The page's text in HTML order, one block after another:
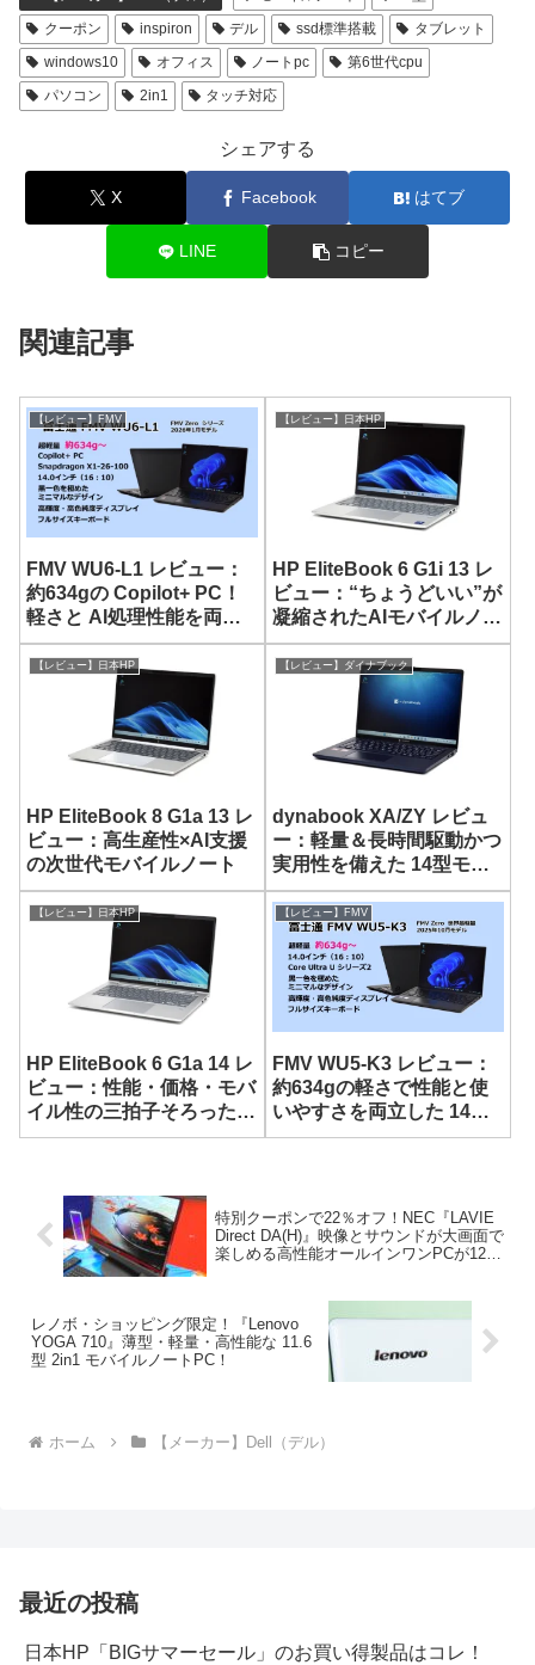
クーポン
inspiron デル ssd標準搭載
タブレット
windows10
オフィス ノートpc
第6世代cpu
パソコン
2in1 タッチ対応
シェアする
X Facebook はてブ
LINE コピー
関連記事
【レビュー】FMV
FMV WU6-L1 レビュー：
約634gの Copilot+ PC！
軽さと AI処理性能を両立
した 14型モバイルノート
【レビュー】日本HP
HP EliteBook 6 G1i 13 レ
ビュー：“ちょうどいい”が
凝縮されたAIモバイルノー
ト
【レビュー】日本HP
HP EliteBook 8 G1a 13 レ
ビュー：高生産性×AI支援
の次世代モバイルノート
【レビュー】ダイナブック
dynabook XA/ZY レビュ
ー：軽量＆長時間駆動かつ
実用性を備えた 14型モバ
イルノートPC
【レビュー】日本HP
HP EliteBook 6 G1a 14 レ
ビュー：性能・価格・モバ
イル性の三拍子そろった堅
実な 14型 AIノート
【レビュー】FMV
FMV WU5-K3 レビュー：
約634gの軽さで性能と使
いやすさを両立した 14型
モバイルノート
特別クーポンで22％オフ！NEC『LAVIE
Direct DA(H)』映像とサウンドが大画面で
楽しめる高性能オールインワンPCが12万
レノボ・ショッピング限定！『Lenovo
YOGA 710』薄型・軽量・高性能な 11.6
型 2in1 モバイルノートPC！
ホーム 【メーカー】Dell（デル）
最近の投稿
日本HP「BIGサマーセール」のお買い得製品はコレ！